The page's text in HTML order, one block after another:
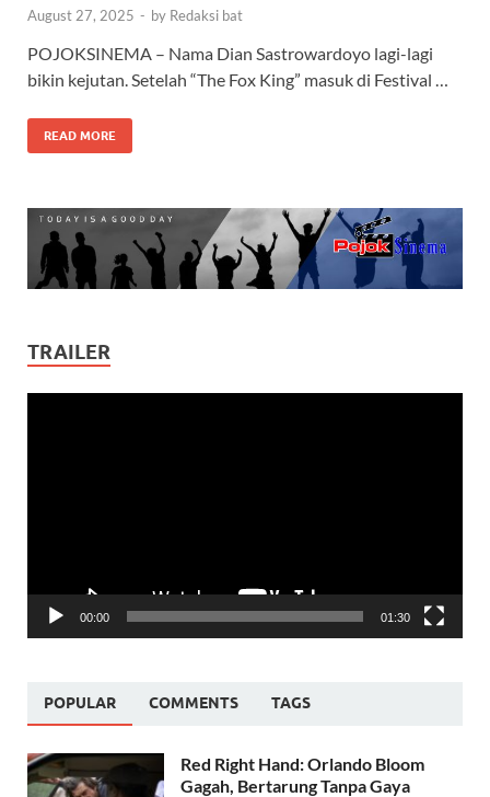
August 27, 2025 - by Redaksi bat
POJOKSINEMA – Nama Dian Sastrowardoyo lagi-lagi
bikin kejutan. Setelah “The Fox King” masuk di Festival …
READ MORE
TRAILER
00:00 01:30
POPULAR COMMENTS TAGS
Red Right Hand: Orlando Bloom
Gagah, Bertarung Tanpa Gaya